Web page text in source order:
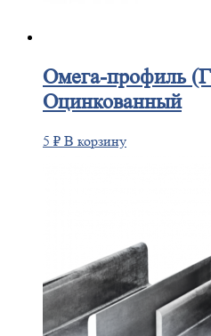
Омега-профиль
Оцинкованный
5 ₽ В корзину